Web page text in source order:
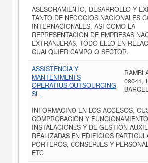
ASESORAMIENTO, DESARROLLO Y
TANTO DE NEGOCIOS NACIONALES
INTERNACIONALES, ASI COMO LA
REPRESENTACION DE EMPRESAS
EXTRANJERAS, TODO ELLO EN
CUALQUIER CAMPO O SECTOR.
ASSISTENCIA Y
MANTENIMENTS
OPERATIUS OUTSOURCING
SL.
08041,
INFORMACINO EN LOS ACCESOS,
COMPROBACION Y
INSTALACIONES Y DE GESTION
REALIZADAS EN EDIFICIOS
PORTEROS, CONSERJES Y
ETC